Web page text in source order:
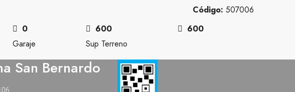
Código: 507006
0
Garaje
600
Sup Terreno
600
San Bernardo